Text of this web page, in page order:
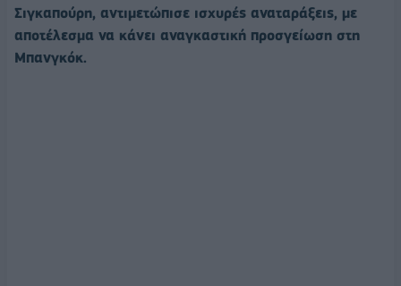
Σιγκαπούρη, αντιμετώπισε ισχυρές αναταράξεις, με
αποτέλεσμα να κάνει αναγκαστική προσγείωση στη
Μπανγκόκ.